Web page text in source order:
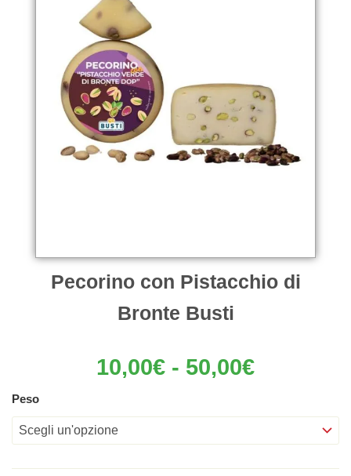
Pecorino con Pistacchio di
Bronte Busti
10,00€ - 50,00€di
10,00€
a
50,00€
Peso
con
Pistacchio
Bronte